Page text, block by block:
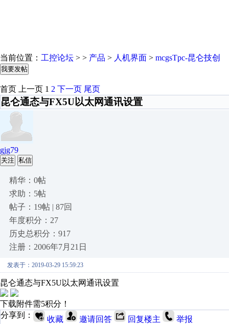
当前位置： 工控论坛 > > 产品 > 人机界面 > mcgsTpc-昆仑技创
我要发帖
首页 上一页 1 2 下一页 尾页
昆仑通态与FX5U以太网通讯设置
gjg79
关注 私信
精华：0帖
求助：5帖
帖子：19帖 | 87回
年度积分：27
历史总积分：917
注册：2006年7月21日
发表于：2019-03-29 15:59:23
昆仑通态与FX5U以太网通讯设置
下载附件需5积分！
分享到：
收藏 邀请回答 回复楼主 举报